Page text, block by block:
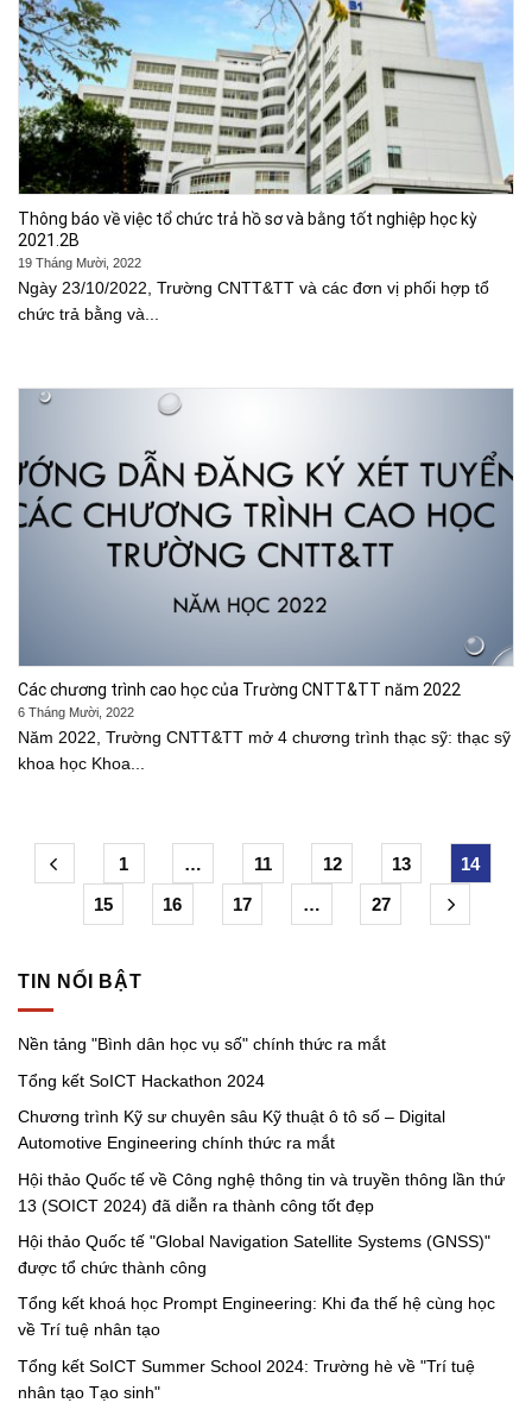
Thông báo về việc tổ chức trả hồ sơ và bằng tốt nghiệp học kỳ
2021.2B
19 Tháng Mười, 2022
Ngày 23/10/2022, Trường CNTT&TT và các đơn vị phối hợp tổ
chức trả bằng và...
Các chương trình cao học của Trường CNTT&TT năm 2022
6 Tháng Mười, 2022
Năm 2022, Trường CNTT&TT mở 4 chương trình thạc sỹ: thạc sỹ
khoa học Khoa...
1 … 11 12 13 14
15 16 17 … 27
TIN NỔI BẬT
Nền tảng "Bình dân học vụ số" chính thức ra mắt
Tổng kết SoICT Hackathon 2024
Chương trình Kỹ sư chuyên sâu Kỹ thuật ô tô số – Digital
Automotive Engineering chính thức ra mắt
Hội thảo Quốc tế về Công nghệ thông tin và truyền thông lần thứ
13 (SOICT 2024) đã diễn ra thành công tốt đẹp
Hội thảo Quốc tế "Global Navigation Satellite Systems (GNSS)"
được tổ chức thành công
Tổng kết khoá học Prompt Engineering: Khi đa thế hệ cùng học
về Trí tuệ nhân tạo
Tổng kết SoICT Summer School 2024: Trường hè về "Trí tuệ
nhân tạo Tạo sinh"